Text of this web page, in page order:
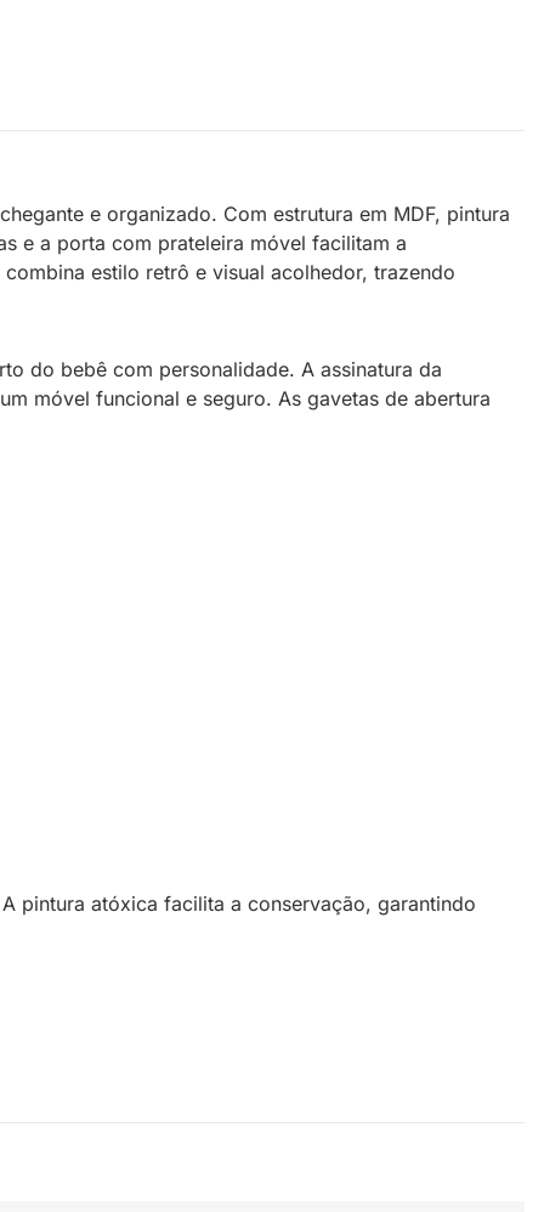
e organizado. Com estrutura em MDF, pintura
e a porta com prateleira móvel facilitam a
estilo retrô e visual acolhedor, trazendo
do bebê com personalidade. A assinatura da
móvel funcional e seguro. As gavetas de abertura
pintura atóxica facilita a conservação, garantindo